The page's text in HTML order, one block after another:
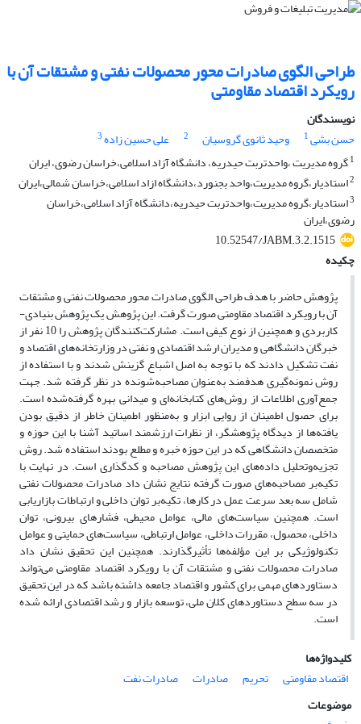
طراحی الگوی صادرات محور محصولات نفتی و مشتقات آن با
رویکرد اقتصاد مقاومتی
نویسندگان
حسن بشی1 وحید ثانوی گروسیان 2 علی حسین زاده3
1گروه مدیریت ،واحدتربت حیدریه، دانشگاه آزاد اسلامی،خراسان رضوی، ایران
2استادیار،گروه مدیریت،واحد بجنورد،دانشگاه ازاد اسلامی،خراسان شمالی،ایران
3استادیار،گروه مدیریت،واحدتربت حیدریه،دانشگاه آزاد اسلامی،خراسان
رضوی،ایران
10.52547/JABM.3.2.1515
چکیده
پژوهش حاضر با هدف طراحی الگوی صادرات محور محصولات نفتی و مشتقات
آن با رویکرد اقتصاد مقاومتی صورت گرفت. این پژوهش یک پژوهش بنیادی-
کاربردی و همچنین از نوع کیفی است. مشارکت‌کنندگان پژوهش را 10 نفر از
خبرگان دانشگاهی و مدیران ارشد اقتصادی و نفتی در وزارتخانه‌های اقتصاد و
نفت تشکیل دادند که با توجه به اصل اشباع گزینش شدند و با استفاده از
روش نمونه‌گیری هدفمند به‌عنوان مصاحبه‌شونده در نظر گرفته شد. جهت
جمع‌آوری اطلاعات از روش‌های کتابخانه‌ای و میدانی بهره گرفته‌شده است.
برای حصول اطمینان از روایی ابزار و به‌منظور اطمینان خاطر از دقیق بودن
یافته‌ها از دیدگاه پژوهشگر، از نظرات ارزشمند اساتید آشنا با این حوزه و
متخصصان دانشگاهی که در این حوزه خبره و مطلع بودند استفاده شد. روش
تجزیه‌وتحلیل داده‌های این پژوهش مصاحبه و کدگذاری است. در نهایت با
تکیه‌بر مصاحبه‌های صورت گرفته نتایج نشان داد صادرات محصولات نفتی
شامل سه بعد سرعت عمل در کارها، تکیه‌بر توان داخلی و ارتباطات بازاریابی
است. همچنین سیاست‌های مالی، عوامل محیطی، فشارهای بیرونی، توان
داخلی، محصول، مقررات داخلی، عوامل ارتباطی، سیاست‌های حمایتی و عوامل
تکنولوژیکی بر این مؤلفه‌ها تأثیرگذارند. همچنین این تحقیق نشان داد
صادرات محصولات نفتی و مشتقات آن با رویکرد اقتصاد مقاومتی می‌تواند
دستاوردهای مهمی برای کشور و اقتصاد جامعه داشته باشد که در این تحقیق
در سه سطح دستاوردهای کلان ملی، توسعه بازار و رشد اقتصادی ارائه شده
است.
کلیدواژه‌ها
اقتصاد مقاومتی
تحریم صادرات
صادرات نفت
موضوعات